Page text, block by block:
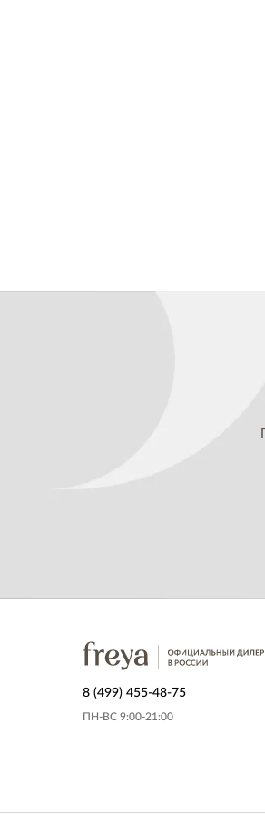
8 (499) 455-48-75
ПН-ВС 9:00-21:00